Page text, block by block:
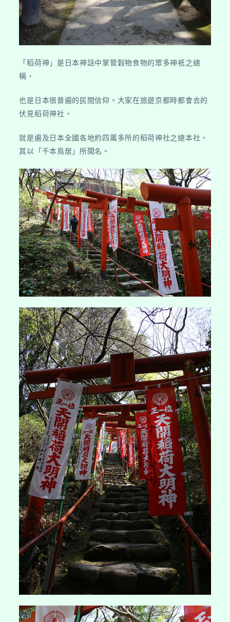
「稻荷神」是日本神話中掌管穀物食物的眾多神祇之總
稱，
也是日本很普遍的民間信仰。大家在旅遊京都時都會去的
伏見稻荷神社，
就是遍及日本全國各地約四萬多所的稻荷神社之總本社，
其以「千本鳥居」所聞名。